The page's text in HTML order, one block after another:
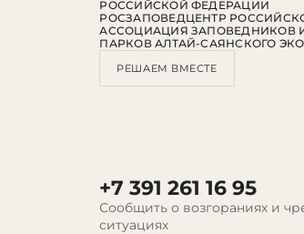
+7 391 261 16 95
Сообщить о возгораниях и
ситуациях
РОССИЙСКОЙ ФЕДЕРАЦИИ
РОСЗАПОВЕДЦЕНТР
АССОЦИАЦИЯ ЗАПОВЕДНИКОВ
ПАРКОВ АЛТАЙ-САЯНСКОГО
РЕШАЕМ ВМЕСТЕ